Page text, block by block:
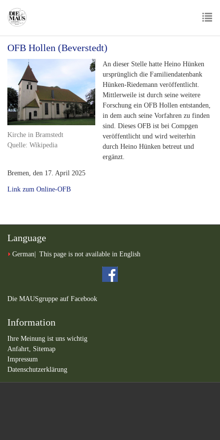
main
OFB Hollen (Beverstedt)
Kirche in Bramstedt
Quelle: Wikipedia
An dieser Stelle hatte Heino Hünken
ursprünglich die Familiendatenbank
Hünken-Riedemann veröffentlicht.
Mittlerweile ist durch seine weitere
Forschung ein OFB Hollen entstanden,
in dem auch seine Vorfahren zu finden
sind. Dieses OFB ist bei Compgen
veröffentlicht und wird weiterhin
durch Heino Hünken betreut und
ergänzt.
Bremen, den 17. April 2025
Link zum Online-OFB
Language
German This page is not available in English
Die MAUSgruppe auf Facebook
Information
Ihre Meinung ist uns wichtig
Anfahrt, Sitemap
Impressum
Datenschutzerklärung